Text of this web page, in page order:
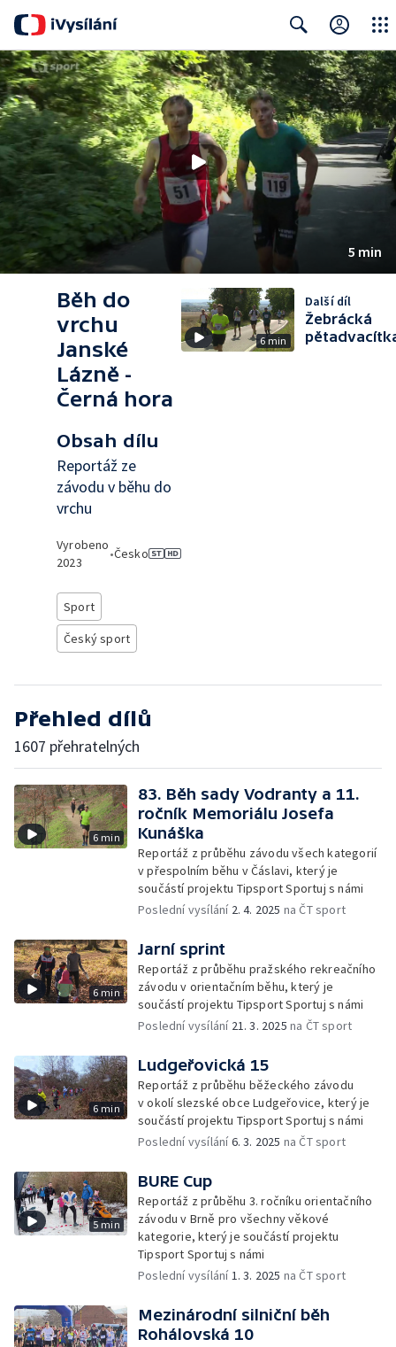
Search Close
5 min
Běh do
vrchu
Janské
Lázně -
Černá hora
Obsah dílu
Reportáž ze
závodu v běhu do
vrchu
Vyrobeno
2023
•Česko
Sport
Český sport
6 min
Další díl
Žebrácká
Přehled dílů
1607 přehratelných
6 min
83. Běh sady Vodranty a 11.
ročník Memoriálu Josefa
Kunáška
Reportáž z průběhu závodu všech kategorií
v přespolním běhu v Čáslavi, který je
součástí projektu Tipsport Sportuj s námi
Poslední vysílání 2. 4. 2025 na ČT sport
6 min
Jarní sprint
Reportáž z průběhu pražského rekreačního
závodu v orientačním běhu, který je
součástí projektu Tipsport Sportuj s námi
Poslední vysílání 21. 3. 2025 na ČT sport
6 min
Ludgeřovická 15
Reportáž z průběhu běžeckého závodu
v okolí slezské obce Ludgeřovice, který je
součástí projektu Tipsport Sportuj s námi
Poslední vysílání6. 3. 2025 na ČT sport
5 min
BURE Cup
Reportáž z průběhu 3. ročníku orientačního
závodu v Brně pro všechny věkové
kategorie, který je součástí projektu
Tipsport Sportuj s námi
Poslední vysílání1. 3. 2025 na ČT sport
Mezinárodní silniční běh
Rohálovská 10